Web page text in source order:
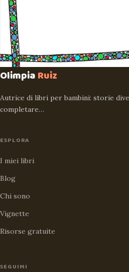
OlimpiaRuiz
Autrice di libri per bambini: storie
completare…
ESPLORA
I miei libri
Blog
Chi sono
Vignette
Risorse gratuite
SEGUIMI